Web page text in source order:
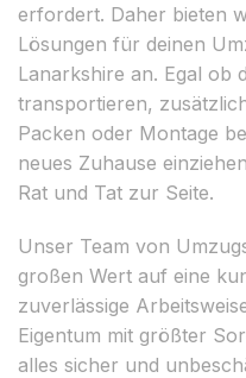
erfordert. Daher bieten
Lösungen für deinen
Lanarkshire an. Egal ob
transportieren,
Packen oder Montage
neues Zuhause
Rat und Tat zur Seite.
Unser Team von
großen Wert auf eine
zuverlässige
Eigentum mit größter
alles sicher und